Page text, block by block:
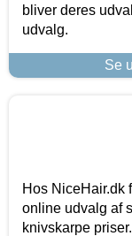
bliver deres
udvalg.
Se
Hos NiceHair.dk
online udvalg af
knivskarpe